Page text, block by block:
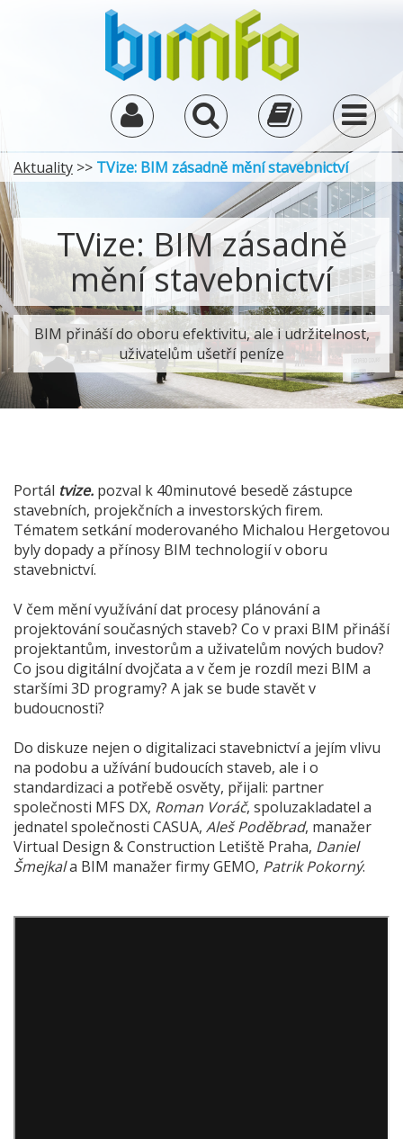
Aktuality >> TVize: BIM zásadně mění stavebnictví
TVize: BIM zásadně
mění stavebnictví
BIM přináší do oboru efektivitu, ale i udržitelnost,
uživatelům ušetří peníze
Portál tvize. pozval k 40minutové besedě zástupce
stavebních, projekčních a investorských firem.
Tématem setkání moderovaného Michalou Hergetovou
byly dopady a přínosy BIM technologií v oboru
stavebnictví.
V čem mění využívání dat procesy plánování a
projektování současných staveb? Co v praxi BIM přináší
projektantům, investorům a uživatelům nových budov?
Co jsou digitální dvojčata a v čem je rozdíl mezi BIM a
staršími 3D programy? A jak se bude stavět v
budoucnosti?
Do diskuze nejen o digitalizaci stavebnictví a jejím vlivu
na podobu a užívání budoucích staveb, ale i o
standardizaci a potřebě osvěty, přijali: partner
společnosti MFS DX, Roman Voráč, spoluzakladatel a
jednatel společnosti CASUA, Aleš Poděbrad, manažer
Virtual Design & Construction Letiště Praha, Daniel
Šmejkala BIM manažer firmy GEMO, Patrik Pokorný.